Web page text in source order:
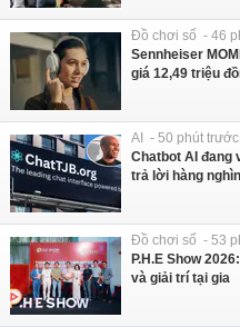
Đồ chơi số - 46
Sennheiser
giá 12,49 triệu
AI - 50 phút trước
Chatbot AI
trả lời hàng
Đồ chơi số - 53
P.H.E Show
và giải trí tại gia